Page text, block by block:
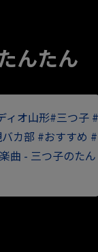
んたん
ィオ山形#三つ子
カ部 #おすすめ #
曲 - 三つ子のたん